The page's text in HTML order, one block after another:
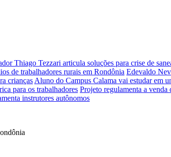
Thiago Tezzari articula soluções para crise de
de trabalhadores rurais em Rondônia Edevaldo
crianças Aluno do Campus Calama vai estudar em
para os trabalhadores Projeto regulamenta a venda
instrutores autônomos